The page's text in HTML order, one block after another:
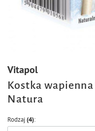
Vitapol
Kostka
Natura
Rodzaj(4)